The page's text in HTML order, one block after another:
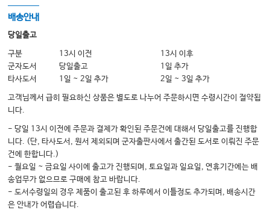
Section VII: Blood Components
20. Hypoxia & Hypercapnia
21. Oximetry & Capnography
22. Oxygen Inhalation Therapy
24. Asthma & COPD in the ICU
Section VIII: Mechanical Ventilation
25. Positive-Pressure Ventilation
26. Modes of Ventilatory Support
27. Specialized Ventilatory Support
28. The Ventilator-Dependent Patient
29. Ventilator-Associated Pneumonia
배송안내
당일출고
구분 13시 이전
13시 이후
군자도서
당일출고
1일 추가
타사도서
1일 ~ 2일 추가 2일 ~ 3일 추가
고객님께서 급히 필요하신 상품은 별도로 나누어 주문하시면 수령시간이 절약됩
니다.
- 당일 13시 이전에 주문과 결제가 확인된 주문건에 대해서 당일출고를 진행합
니다. (단, 타사도서, 원서 제외되며 군자출판사에서 출간된 도서로 이뤄진 주문
건에 한합니다.)
- 월요일 ~ 금요일 사이에 출고가 진행되며, 토요일과 일요일, 연휴기간에는 배
송업무가 없으므로 구매에 참고 바랍니다.
- 도서수령일의 경우 제품이 출고된 후 하루에서 이틀정도 추가되며, 배송시간
은 안내가 어렵습니다.